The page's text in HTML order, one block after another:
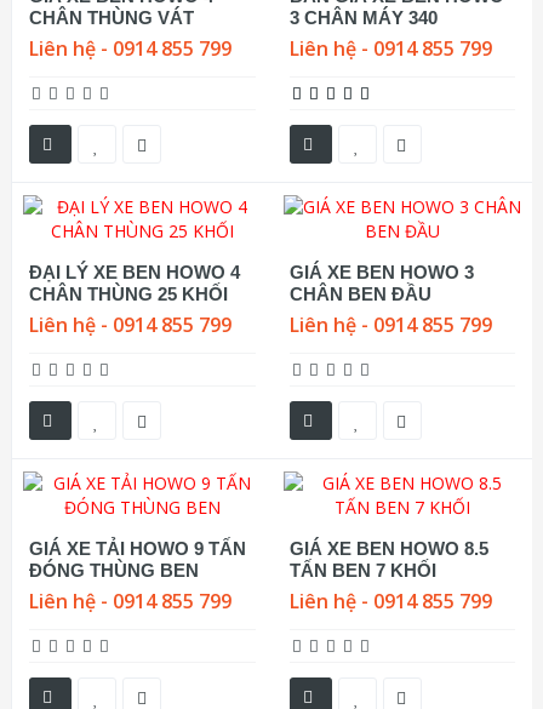
CHÂN THÙNG VÁT
Liên hệ - 0914 855 799
3 CHÂN MÁY 340
Liên hệ - 0914 855 799
ĐẠI LÝ XE BEN HOWO 4
CHÂN THÙNG 25 KHỐI
Liên hệ - 0914 855 799
GIÁ XE BEN HOWO 3
CHÂN BEN ĐẦU
Liên hệ - 0914 855 799
GIÁ XE TẢI HOWO 9 TẤN
ĐÓNG THÙNG BEN
Liên hệ - 0914 855 799
GIÁ XE BEN HOWO 8.5
TẤN BEN 7 KHỐI
Liên hệ - 0914 855 799